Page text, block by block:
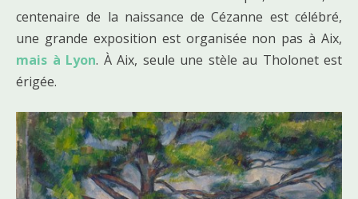
centenaire de la naissance de Cézanne est célébré,
une grande exposition est organisée non pas à Aix,
mais à Lyon. À Aix, seule une stèle au Tholonet est
érigée.